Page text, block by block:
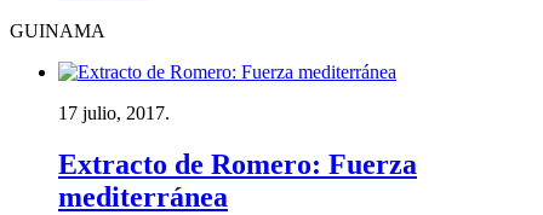
GUINAMA
17 julio, 2017.
Extracto de Romero: Fuerza
mediterránea